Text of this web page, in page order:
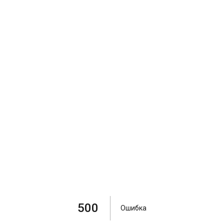
500 Ошибка